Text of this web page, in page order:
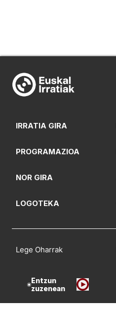
Entzun
zuzenean
IRRATIA GIRA
PROGRAMAZIOA
NOR GIRA
LOGOTEKA
Lege Oharrak